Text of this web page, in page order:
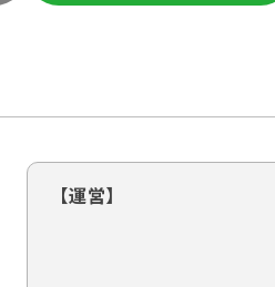
【運営】